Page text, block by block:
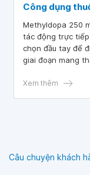
Công dụng
Methyldopa 250
tác động trực
chọn đầu tay để
giai đoạn mang
có trong bài viết
Xem thêm
Câu chuyện khách